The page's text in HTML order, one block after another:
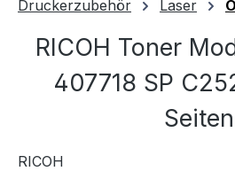
Druckerzubehör Laser
RICOH Toner
407718 SP
Seiten
RICOH